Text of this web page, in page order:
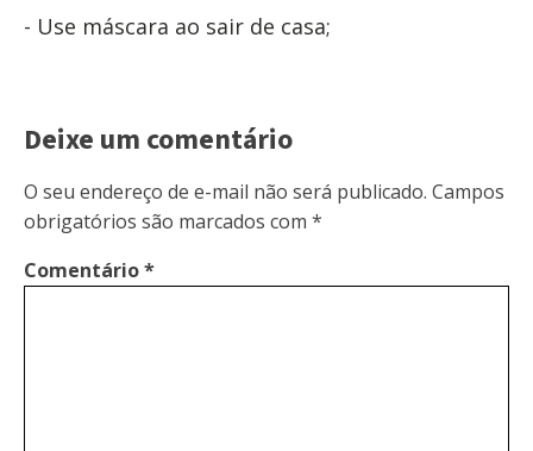
- Use máscara ao sair de casa;
Deixe um comentário
O seu endereço de e-mail não será publicado. Campos
obrigatórios são marcados com *
Comentário*